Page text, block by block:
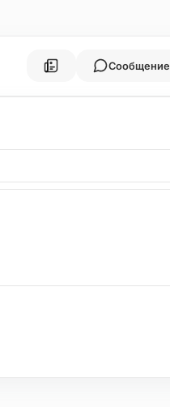
Сообщение